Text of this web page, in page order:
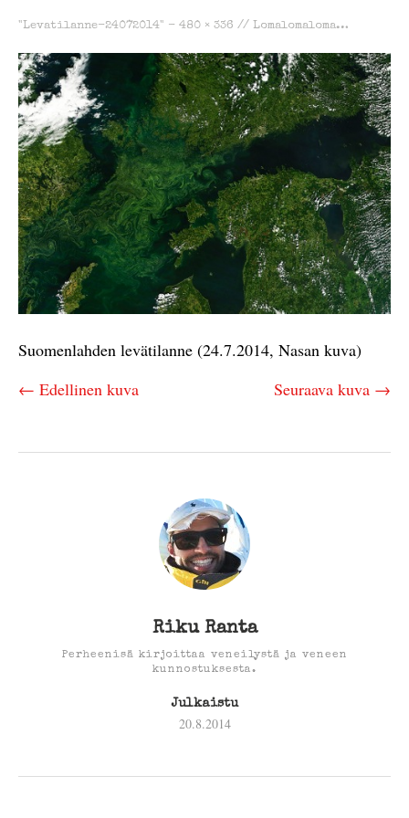
"Levatilanne-24072014" - 480 × 336 // Lomalomaloma…
Suomenlahden levätilanne (24.7.2014, Nasan kuva)
← Edellinen kuva
Seuraava kuva →
Riku Ranta
Perheenisä kirjoittaa veneilystä ja veneen
kunnostuksesta.
Julkaistu
20.8.2014